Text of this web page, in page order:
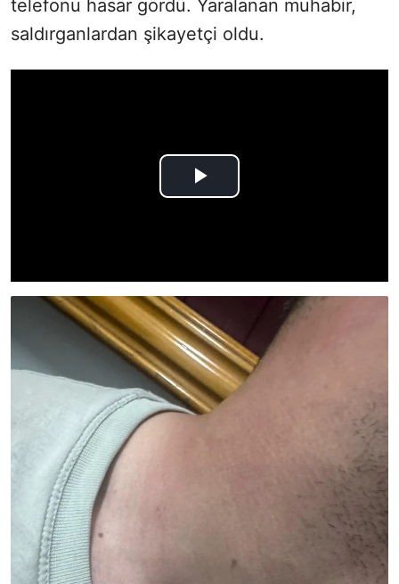
telefonu hasar gördü. Yaralanan muhabir,
saldırganlardan şikayetçi oldu.